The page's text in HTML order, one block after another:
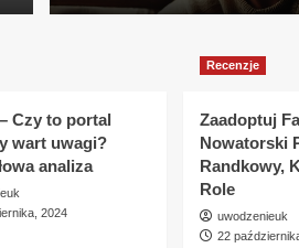
Czy to portal
wart uwagi?
analiza
2024
Recenzje
Zaadoptuj
Nowatorski
Randkowy,
Role
uwodzenieuk
22